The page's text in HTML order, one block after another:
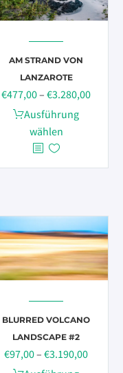
AM STRAND VON
LANZAROTE
€477,00– €3.280,00
Ausführung
wählen
Dieses
Produkt
weist
mehrere
Die
Optionen
können
auf
der
Produktseite
gewählt
werden
BLURRED VOLCANO
LANDSCAPE #2
€97,00– €3.190,00